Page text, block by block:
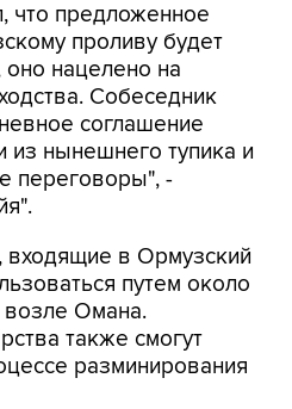
что предложенное
проливу будет
нацелено на
Собеседник
соглашение
нынешнего тупика и
переговоры", -
входящие в Ормузский
путем около
Омана.
также смогут
разминирования